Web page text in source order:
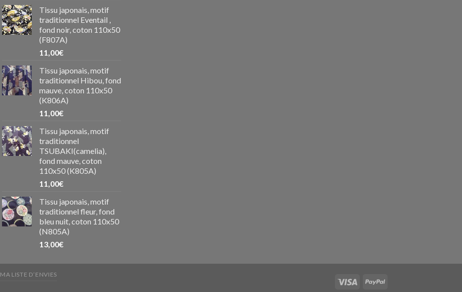
Tissu japonais, motif
traditionnel Eventail ,
fond noir, coton 110x50
(F807A)
11,00€
Tissu japonais, motif
traditionnel Hibou, fond
mauve, coton 110x50
(K806A)
11,00€
Tissu japonais, motif
traditionnel
TSUBAKI(camelia),
fond mauve, coton
110x50 (K805A)
11,00€
Tissu japonais, motif
traditionnel fleur, fond
bleu nuit, coton 110x50
(N805A)
13,00€
MA LISTE D’ENVIES